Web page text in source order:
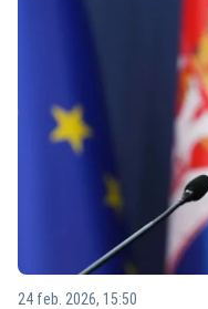
24 feb. 2026, 15:50